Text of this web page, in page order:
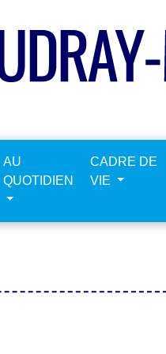
AU
QUOTIDIEN
CADRE DE
VIE